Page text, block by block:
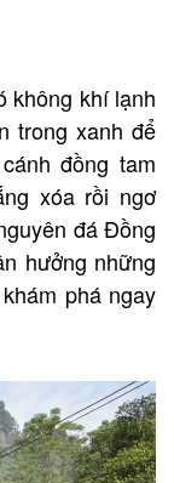
không khí lạnh
trong xanh để
đồng tam
xóa rồi ngơ
đá Đồng
hưởng những
phá ngay